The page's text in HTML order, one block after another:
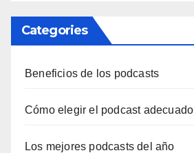
Categories
Beneficios de los podcasts
Cómo elegir el podcast adecuado
Los mejores podcasts del año